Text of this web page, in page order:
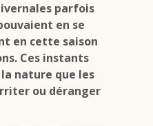
parfois
en se
en cette saison
Ces instants
nature que les
ou déranger